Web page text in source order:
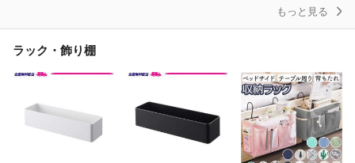
もっと見る
ラック・飾り棚